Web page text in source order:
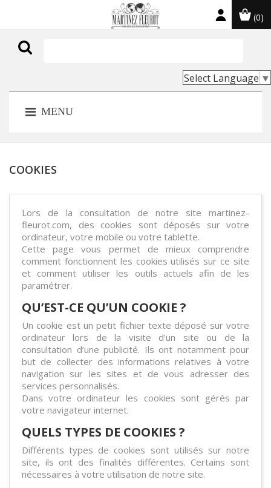
(0)
Select Language ▼
MENU
COOKIES
Lors de la consultation de notre site martinez-
fleurot.com, des cookies sont déposés sur votre
ordinateur, votre mobile ou votre tablette.
Cette page vous permet de mieux comprendre
comment fonctionnent les cookies utilisés sur ce site
et comment utiliser les outils actuels afin de les
paramétrer.
QU’EST-CE QU’UN COOKIE ?
Un cookie est un petit fichier texte déposé sur votre
ordinateur lors de la visite d’un site ou de la
consultation d’une publicité. Ils ont notamment pour
but de collecter des informations relatives à votre
navigation sur les sites et de vous adresser des
services personnalisés.
Dans votre ordinateur les cookies sont gérés par
votre navigateur internet.
QUELS TYPES DE COOKIES ?
Différents types de cookies sont utilisés sur notre
site, ils ont des finalités différentes. Certains sont
nécessaires à votre utilisation de notre site.